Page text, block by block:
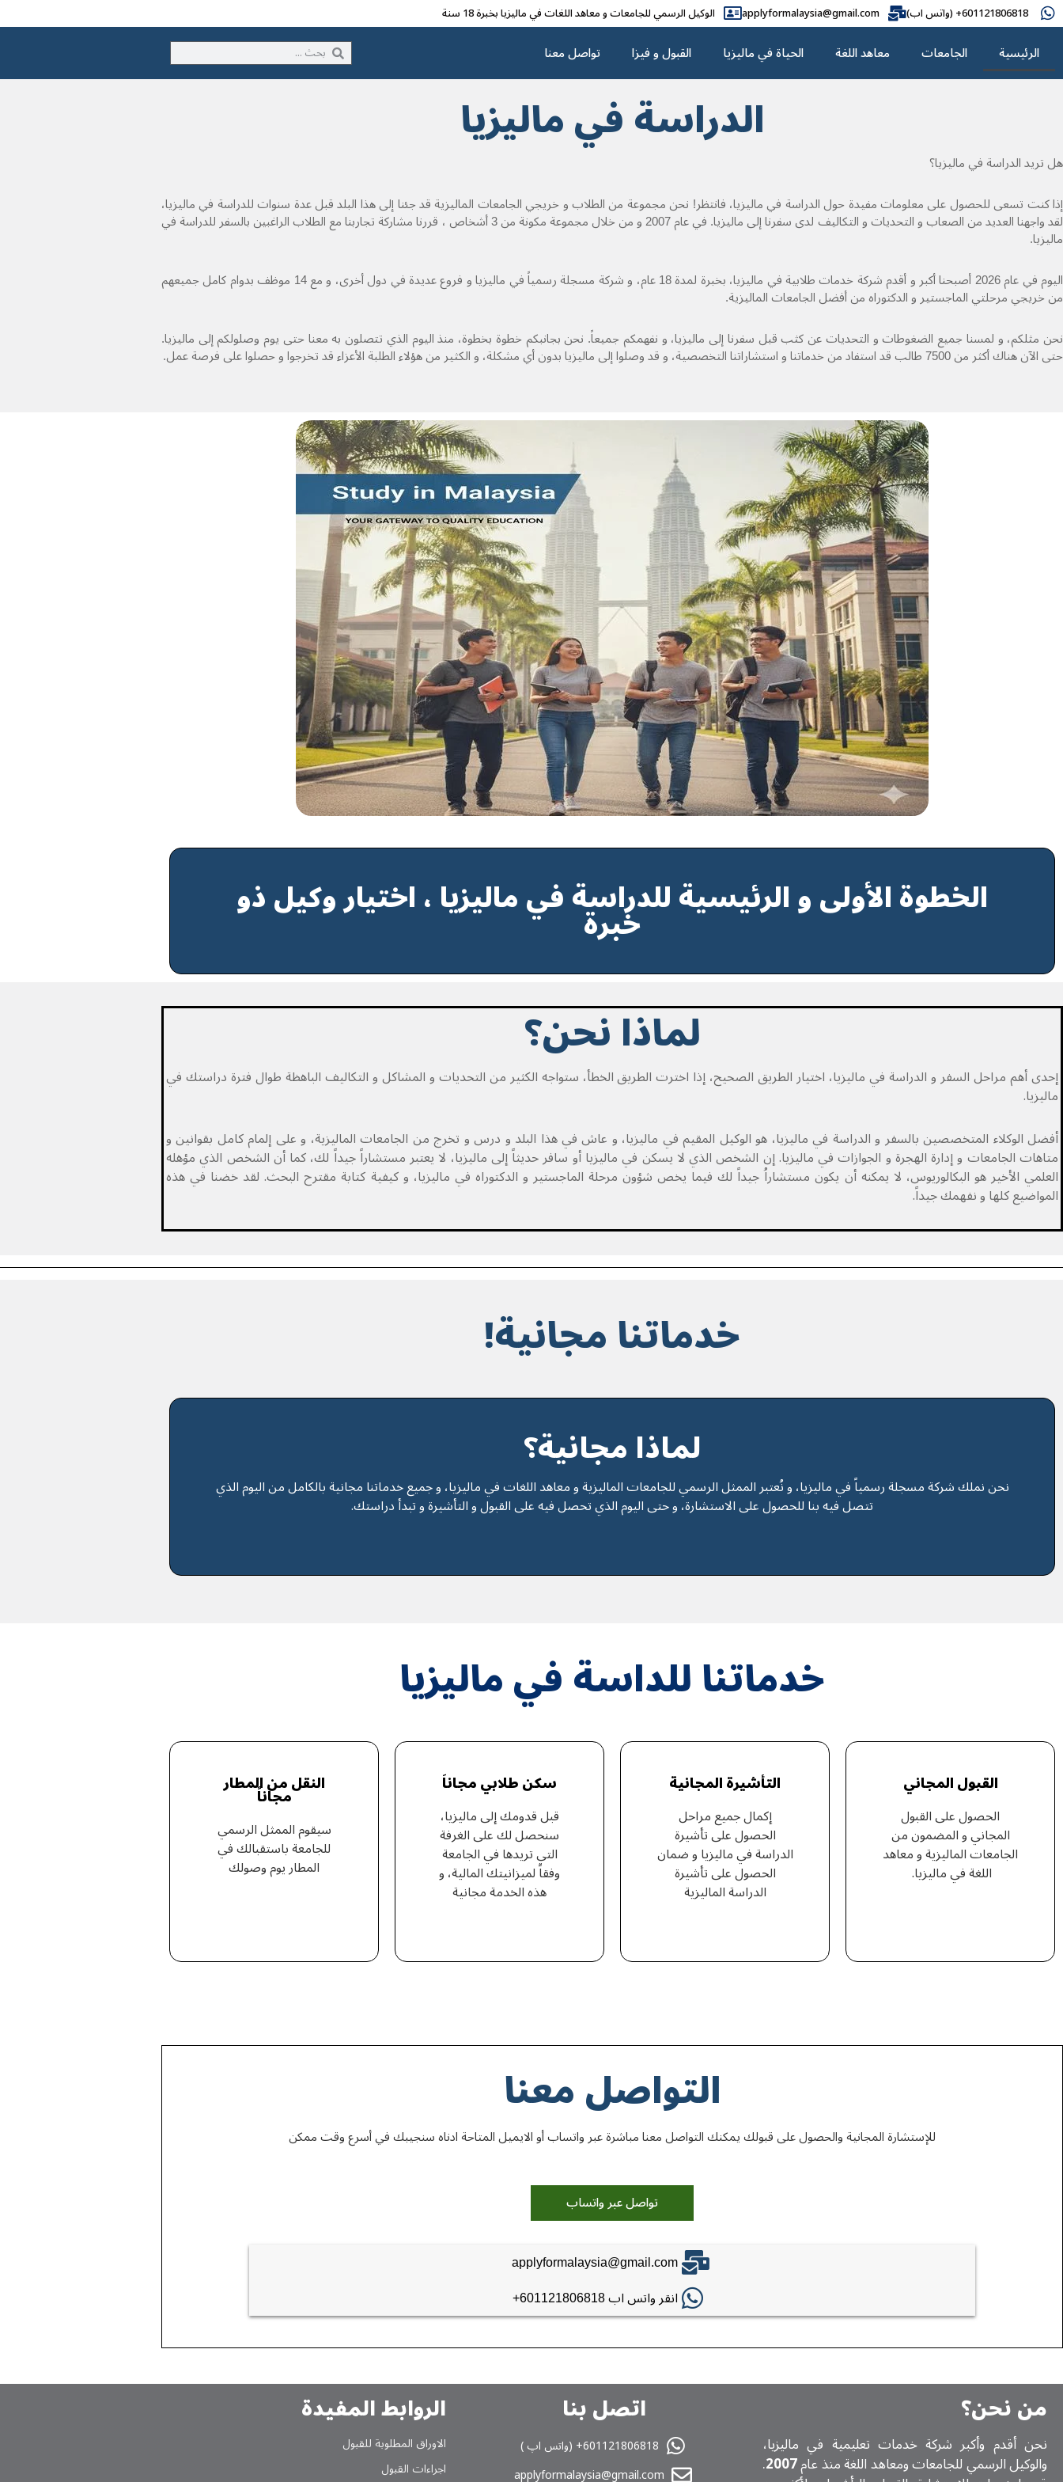
601121806818+ (واتس اب) applyformalaysia@gmail.com الوکیل الرسمي للجامعات و معاهد اللغات في مالیزیا بخبرة 18 سنة
الرئيسية الجامعات معاهد اللغة الحياة في ماليزيا القبول و فیزا تواصل معنا
الدراسة في ماليزيا
هل تريد الدراسة في ماليزيا؟
إذا كنت تسعى للحصول على معلومات مفيدة حول الدراسة في ماليزيا، فانتظر! نحن مجموعة من الطلاب و خريجي الجامعات الماليزية قد جئنا إلى هذا البلد قبل عدة سنوات للدراسة في ماليزيا،
لقد واجهنا العديد من الصعاب و التحديات و التكاليف لدى سفرنا إلى ماليزيا. في عام 2007 و من خلال مجموعة مكونة من 3 أشخاص ، قررنا مشاركة تجاربنا مع الطلاب الراغبين بالسفر للدراسة في
ماليزيا.
اليوم في عام 2026 أصبحنا أكبر و أقدم شركة خدمات طلابية في ماليزيا، بخبرة لمدة 18 عام، و شركة مسجلة رسمياً في ماليزيا و فروع عديدة في دول أخرى، و مع 14 موظف بدوام كامل جميعهم
من خريجي مرحلتي الماجستير و الدكتوراه من أفضل الجامعات الماليزية.
نحن مثلكم، و لمسنا جميع الضغوطات و التحديات عن كثب قبل سفرنا إلى ماليزيا، و نفهمكم جميعاً. نحن بجانبكم خطوة بخطوة، منذ اليوم الذي تتصلون به معنا حتى يوم وصلولكم إلى ماليزيا.
حتى الآن هناك أكثر من 7500 طالب قد استفاد من خدماتنا و استشاراتنا التخصصية، و قد وصلوا إلى ماليزيا بدون أي مشكلة، و الكثير من هؤلاء الطلبة الأعزاء قد تخرجوا و حصلوا على فرصة عمل.
الخطوة الأولى و الرئيسية للدراسة في ماليزيا ، اختيار وكيل ذو
خبرة
لماذا نحن؟
إحدى أهم مراحل السفر و الدراسة في ماليزيا، اختيار الطريق الصحيح، إذا اخترت الطريق الخطأ، ستواجه الكثير من التحديات و المشاكل و التكاليف الباهظة طوال فترة دراستك في
ماليزيا.
أفضل الوكلاء المتخصصين بالسفر و الدراسة في ماليزيا، هو الوكيل المقيم في ماليزيا، و عاش في هذا البلد و درس و تخرج من الجامعات الماليزية، و على إلمام كامل بقوانين و
متاهات الجامعات و إدارة الهجرة و الجوازات في ماليزيا. إن الشخص الذي لا يسكن في ماليزيا أو سافر حديثاً إلى ماليزيا، لا يعتبر مستشاراً جيداً لك، كما أن الشخص الذي مؤهله
العلمي الأخير هو البكالوريوس، لا يمكنه أن يكون مستشاراُ جيداً لك فيما يخص شؤون مرحلة الماجستير و الدكتوراه في ماليزيا، و كيفية كتابة مقترح البحث. لقد خضنا في هذه
المواضيع كلها و نفهمك جيداً.
خدماتنا مجانية!
لماذا مجانية؟
نحن نملك شركة مسجلة رسمياً في ماليزيا، و نُعتبر الممثل الرسمي للجامعات الماليزية و معاهد اللغات في ماليزيا، و جميع خدماتنا مجانية بالكامل من اليوم الذي
تتصل فيه بنا للحصول على الاستشارة، و حتى اليوم الذي تحصل فيه على القبول و التأشيرة و تبدأ دراستك.
خدماتنا للداسة في مالیزیا
القبول المجاني
الحصول على القبول
المجاني و المضمون من
الجامعات الماليزية و معاهد
اللغة في ماليزيا.
التأشيرة المجانية
إكمال جميع مراحل
الحصول على تأشيرة
الدراسة في ماليزيا و ضمان
الحصول على تأشيرة
الدراسة الماليزية
سكن طلابي مجاناَ
قبل قدومك إلى ماليزيا،
سنحصل لك على الغرفة
التي تريدها في الجامعة
وفقاً لميزانيتك المالية، و
هذه الخدمة مجانية
النقل من المطار
مجاناً
سيقوم الممثل الرسمي
للجامعة باستقبالك في
المطار يوم وصولك
التواصل معنا
للإستشارة المجانية والحصول على قبولك يمكنك التواصل معنا مباشرة عبر واتساب أو الایمیل المتاحة ادناه سنجيبك في أسرع وقت ممكن
تواصل عبر واتساب
applyformalaysia@gmail.com
انقر واتس اب 601121806818+
من نحن؟
نحن أقدم وأكبر شركة خدمات تعلیمیة في ماليزيا،
والوكيل الرسمي للجامعات ومعاهد اللغة منذ عام2007
.
اتصل بنا
601121806818+ (واتس اپ )
applyformalaysia@gmail.com
الروابط المفیدة
الاوراق المطلوبة للقبول
اجراءات القبول